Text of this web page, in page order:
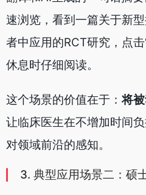
速浏览，看到一篇关于新
者中应用的RCT研究，点
休息时仔细阅读。
这个场景的价值在于：将
让临床医生在不增加时间
对领域前沿的感知。
3. 典型应用场景二：硕